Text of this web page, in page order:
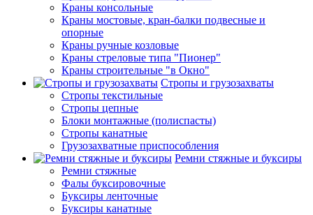
Краны консольные
Краны мостовые, кран-балки подвесные и
опорные
Краны ручные козловые
Краны стреловые типа "Пионер"
Краны строительные "в Окно"
Стропы и грузозахваты
Стропы текстильные
Стропы цепные
Блоки монтажные (полиспасты)
Стропы канатные
Грузозахватные приспособления
Ремни стяжные и буксиры
Ремни стяжные
Фалы буксировочные
Буксиры ленточные
Буксиры канатные